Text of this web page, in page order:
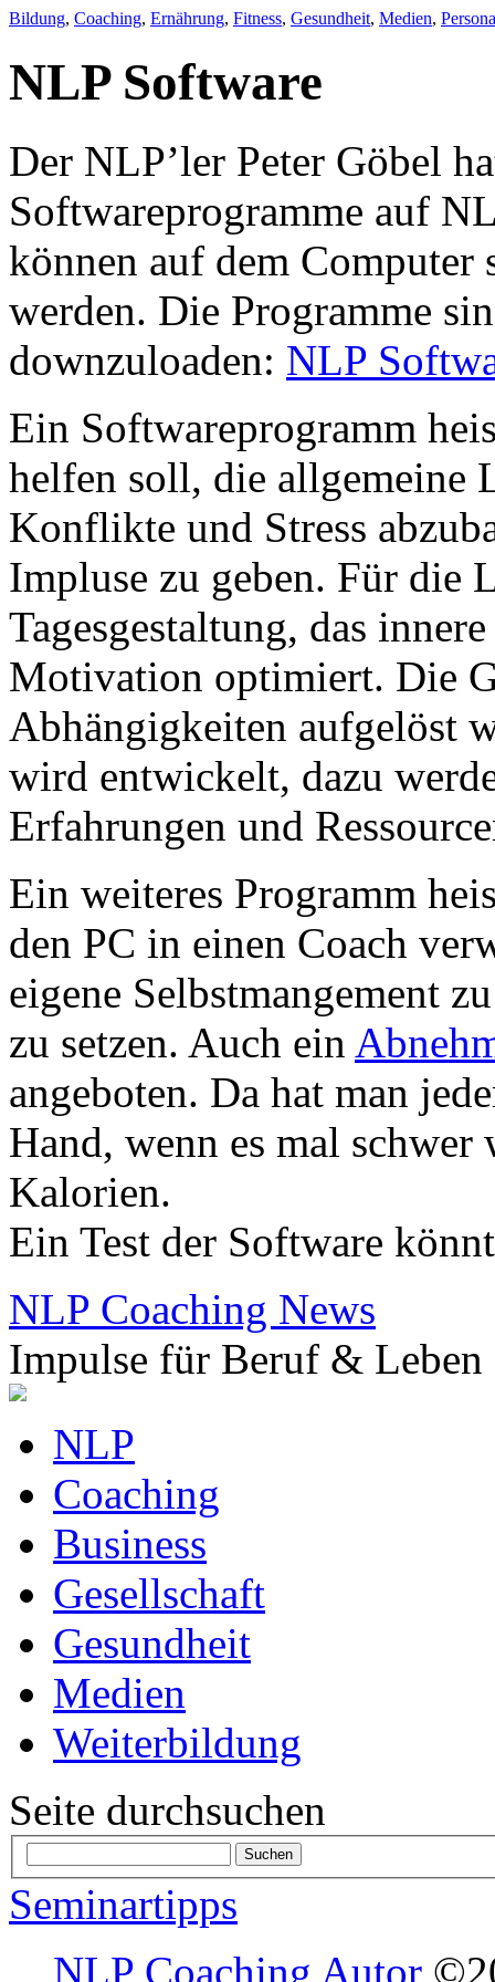
Bildung, Coaching, Ernährung, Fitness, Gesundheit, Medien,
NLP Software
Der NLP’ler Peter Göbel
Softwareprogramme auf
können auf dem
werden. Die Programme
downzuloaden: NLP
Ein Softwareprogramm
helfen soll, die allgemeine
Konflikte und Stress
Impluse zu geben. Für die
Tagesgestaltung, das
Motivation optimiert. Die
Abhängigkeiten aufgelöst
wird entwickelt, dazu
Erfahrungen und
Ein weiteres Programm
den PC in einen Coach
eigene Selbstmangement
zu setzen. Auch ein
angeboten. Da hat man
Hand, wenn es mal
Kalorien.
Ein Test der Software
NLP Coaching News
Impulse für Beruf & Leben
NLP
Coaching
Business
Gesellschaft
Gesundheit
Medien
Weiterbildung
Seite durchsuchen
Seminartipps
NLP Coaching Autor